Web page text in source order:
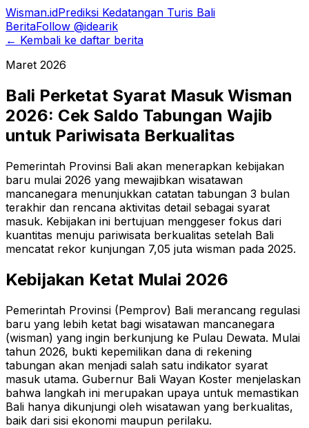
Wisman.idPrediksi Kedatangan Turis Bali
BeritaFollow @idearik
← Kembali ke daftar berita
Maret 2026
Bali Perketat Syarat Masuk Wisman
2026: Cek Saldo Tabungan Wajib
untuk Pariwisata Berkualitas
Pemerintah Provinsi Bali akan menerapkan kebijakan
baru mulai 2026 yang mewajibkan wisatawan
mancanegara menunjukkan catatan tabungan 3 bulan
terakhir dan rencana aktivitas detail sebagai syarat
masuk. Kebijakan ini bertujuan menggeser fokus dari
kuantitas menuju pariwisata berkualitas setelah Bali
mencatat rekor kunjungan 7,05 juta wisman pada 2025.
Kebijakan Ketat Mulai 2026
Pemerintah Provinsi (Pemprov) Bali merancang regulasi
baru yang lebih ketat bagi wisatawan mancanegara
(wisman) yang ingin berkunjung ke Pulau Dewata. Mulai
tahun 2026, bukti kepemilikan dana di rekening
tabungan akan menjadi salah satu indikator syarat
masuk utama. Gubernur Bali Wayan Koster menjelaskan
bahwa langkah ini merupakan upaya untuk memastikan
Bali hanya dikunjungi oleh wisatawan yang berkualitas,
baik dari sisi ekonomi maupun perilaku.